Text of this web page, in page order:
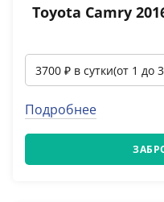
Toyota Camry
Подробнее